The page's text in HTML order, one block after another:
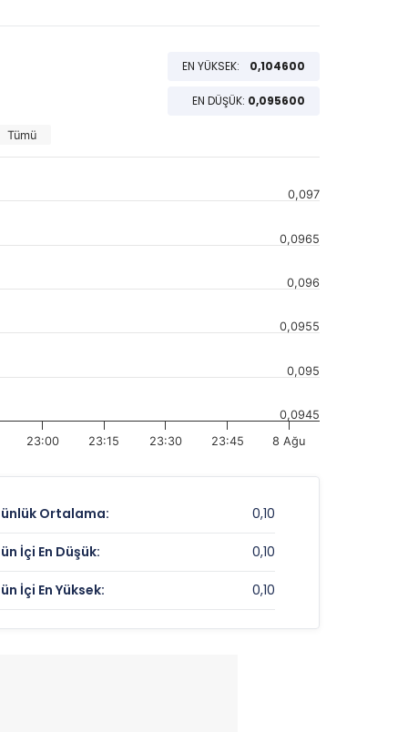
EN YÜKSEK: 0,104600
EN DÜŞÜK: 0,095600
Tümü
23:00 23:15 23:30 23:45 8 Ağu
0,0945
0,095
0,0955
0,096
0,0965
0,097
Ortalama: 0,10
İçi En Düşük: 0,10
İçi En Yüksek: 0,10